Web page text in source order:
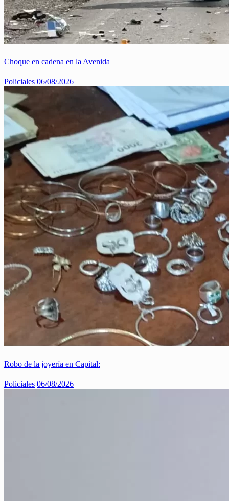
Choque en cadena en la Avenida
Policiales 06/08/2026
Robo de la joyería en Capital:
Policiales 06/08/2026